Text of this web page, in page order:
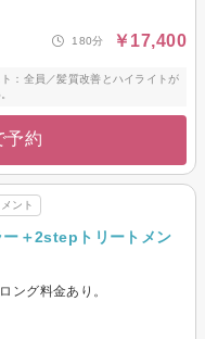
180分 ￥17,400
：全員／髪質改善とハイライトが
予約
ント
ー＋2stepトリートメン
ング料金あり。